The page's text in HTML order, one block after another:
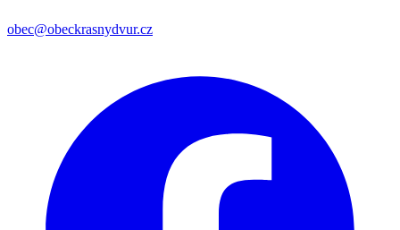
obec@obeckrasnydvur.cz